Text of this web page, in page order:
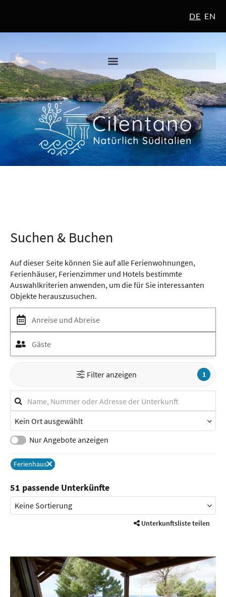
DE EN
Gäste
Gäste
Unterkunft finden
Suchen & Buchen
Auf dieser Seite können Sie auf alle Ferienwohnungen,
Ferienhäuser, Ferienzimmer und Hotels bestimmte
Auswahlkriterien anwenden, um die für Sie interessanten
Objekte herauszusuchen.
Anreise und Abreise
Gäste
Filter anzeigen 1
Stichwortsuche
Stadt
Ort
Nur Angebote anzeigen
Entferne
Ferienhaus
51 passende Unterkünfte
Unterkunftsliste teilen